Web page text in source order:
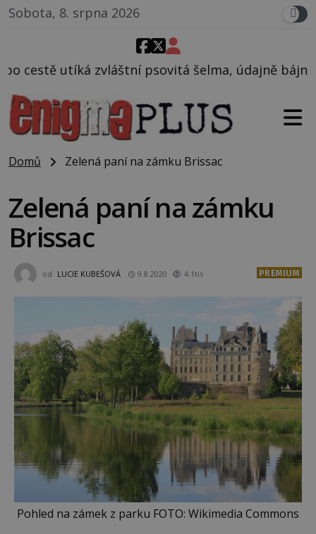
Sobota, 8. srpna 2026
šelma, údajně bájná čupakabra.
Domů Zelená paní na zámku Brissac
Zelená paní na zámku
Brissac
od LUCIE KUBEŠOVÁ 9.8.2020 4.1tis PREMIUM
Pohled na zámek z parku FOTO: Wikimedia Commons